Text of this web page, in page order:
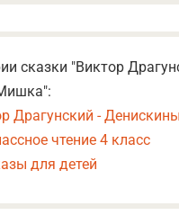
сказки "Виктор
Драгунский -
чтение 4 класс
для детей